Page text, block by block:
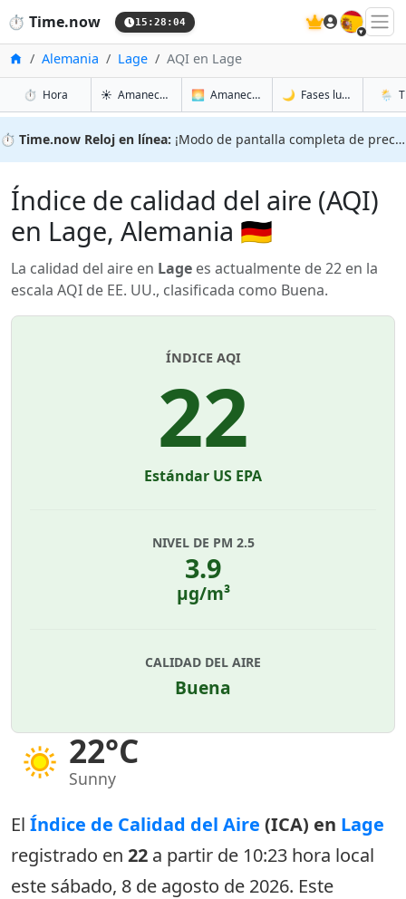
⏱️ Time.now 15:28:04 🇪🇸
InicioAlemania Lage AQI en Lage
⏱️ Horaen Lage☀️ Amanecer y atardecer en Lage
🌅 Amanecer y atardecer mañana en Lage
🌙 Fases lunares en🌦️
⏱️ Time.now Reloj en línea: ¡Modo de pantalla completa de precisión!
Índice de calidad del aire (AQI)
en Lage, Alemania 🇩🇪
La calidad del aire en Lage es actualmente de 22 en la
escala AQI de EE. UU., clasificada como Buena.
22°C
Sunny
ÍNDICE AQI
22
Estándar US EPA
NIVEL DE PM 2.5
3.9
µg/m³
CALIDAD DEL AIRE
Buena
El Índice de Calidad del Aire (ICA) en Lage
registrado en 22 a partir de 10:23 hora local
este sábado, 8 de agosto de 2026. Este